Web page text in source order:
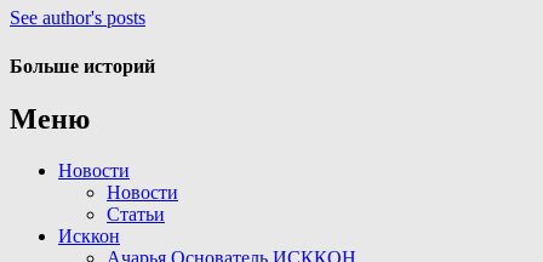
See author's posts
Больше историй
Меню
Новости
Новости
Статьи
Исккон
Ачарья Основатель ИСККОН